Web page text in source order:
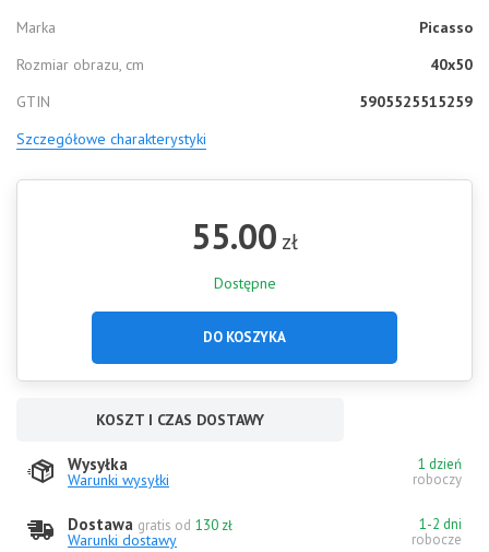
Marka
Picasso
Rozmiar obrazu, cm
40x50
GTIN
5905525515259
Szczegółowe charakterystyki
55.00 zł
Dostępne
DO KOSZYKA
KOSZT I CZAS DOSTAWY
Wysyłka
Warunki wysyłki
1 dzień
roboczy
Dostawa gratis od 130 zł
Warunki dostawy
1-2 dni
robocze